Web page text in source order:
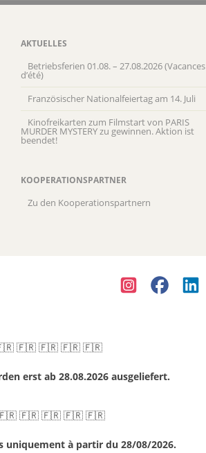
AKTUELLES
Betriebsferien 01.08. – 27.08.2026 (Vacances
d’été)
Französischer Nationalfeiertag am 14. Juli
Kinofreikarten zum Filmstart von PARIS
MURDER MYSTERY zu gewinnen. Aktion ist
beendet!
KOOPERATIONSPARTNER
Zu den Kooperationspartnern
🇫🇷 🇫🇷 🇫🇷 🇫🇷
erst ab 28.08.2026 ausgeliefert.
🇫🇷 🇫🇷 🇫🇷 🇫🇷
uniquement à partir du 28/08/2026.